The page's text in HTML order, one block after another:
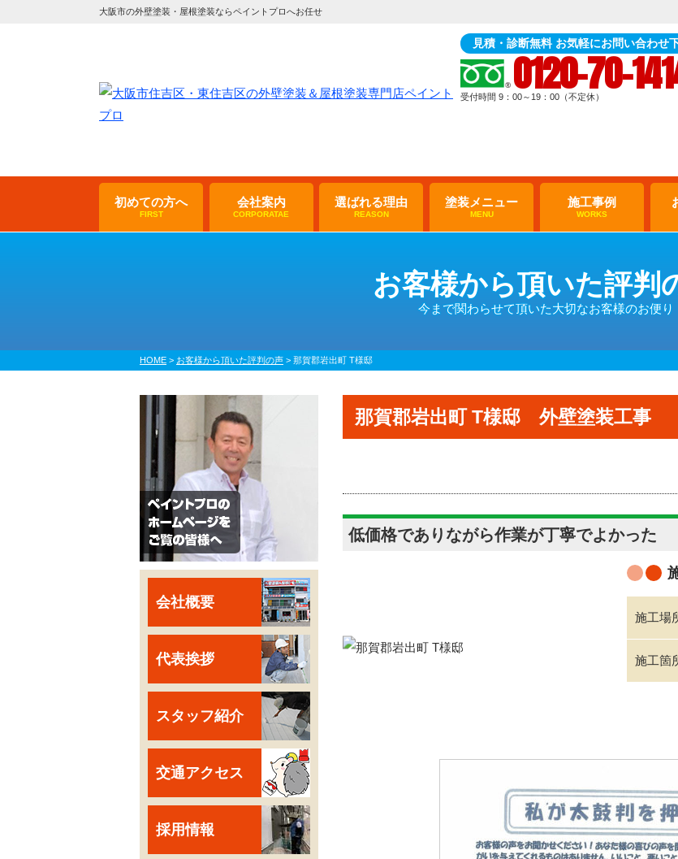
大阪市の外壁塗装・屋根塗装ならペイントプロへお任せ
見積・診断無料 お気軽にお問い合わせ
0120-70-
受付時間 9：00～19：00（不定休）
初めての方へ
FIRST
会社案内
CORPORATAE
選ばれる理由
REASON
塗装メニュー
MENU
施工事例
WORKS
お客様から頂いた評判
今まで関わらせて頂いた大切なお客様のお便り
HOME > お客様から頂いた評判の声 > 那賀郡岩出町 T様邸
那賀郡岩出町 T様邸 外壁塗装工事
低価格でありながら作業が丁寧でよかった
施工場
施工箇
会社概要
代表挨拶
スタッフ紹介
交通アクセス
採用情報